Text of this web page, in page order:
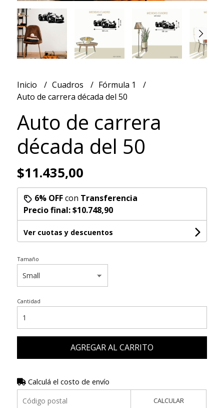
Inicio Cuadros
Fórmula 1
Auto de carrera década del 50
Auto de carrera
década del 50
$11.435,00
6% OFFcon Transferencia
Precio final:$10.748,90
Ver cuotas y descuentos
Tamaño
Cantidad
AGREGAR AL CARRITO
Calculá el costo de envío
CALCULAR